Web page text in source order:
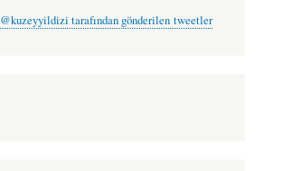
@kuzeyyildizi tarafından gönderilen tweetler